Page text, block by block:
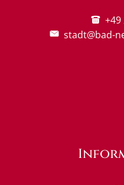
+49
stadt@bad-